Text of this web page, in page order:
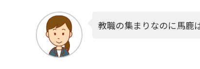
教職の集まりなのに馬鹿